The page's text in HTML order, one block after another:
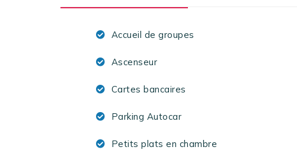
Accueil de groupes
Ascenseur
Cartes bancaires
Parking Autocar
Petits plats en chambre